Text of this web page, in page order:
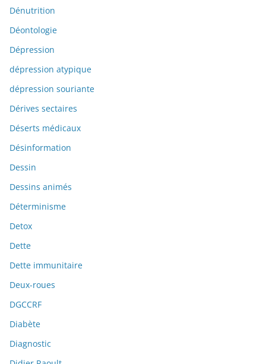
Dénutrition
Déontologie
Dépression
dépression atypique
dépression souriante
Dérives sectaires
Déserts médicaux
Désinformation
Dessin
Dessins animés
Déterminisme
Detox
Dette
Dette immunitaire
Deux-roues
DGCCRF
Diabète
Diagnostic